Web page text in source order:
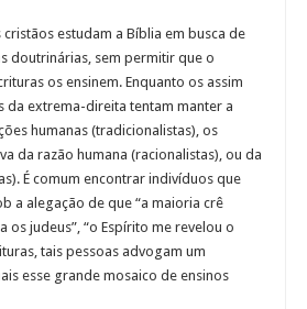
estudam a Bíblia em busca de
doutrinárias, sem permitir que o
os ensinem. Enquanto os assim
da extrema-direita tentam manter a
humanas (tradicionalistas), os
da razão humana (racionalistas), ou da
É comum encontrar indivíduos que
a alegação de que “a maioria crê
judeus”, “o Espírito me revelou o
tais pessoas advogam um
esse grande mosaico de ensinos